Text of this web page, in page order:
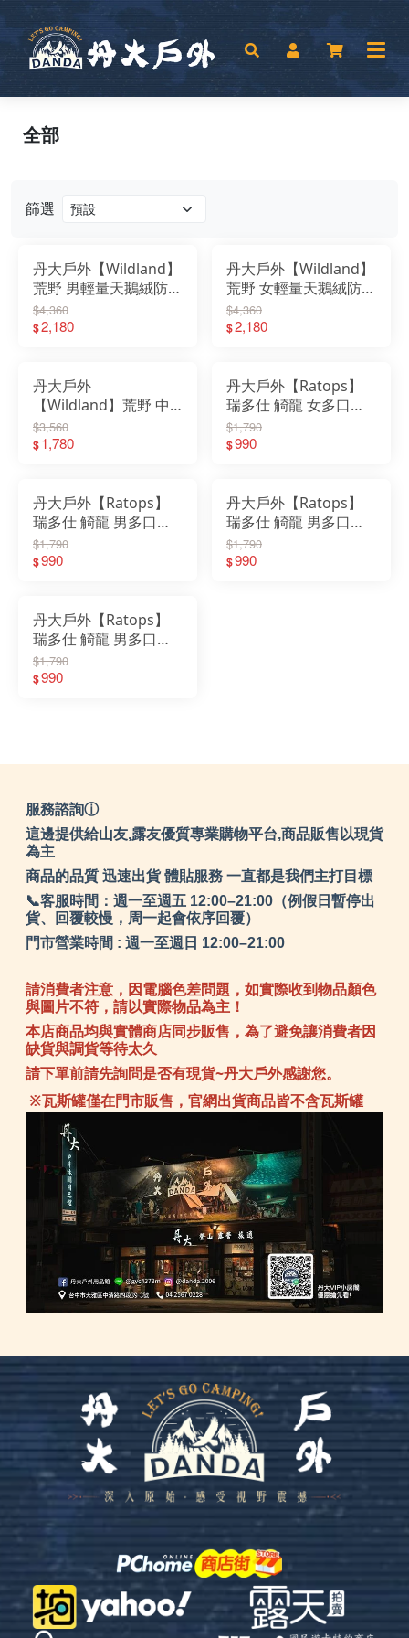
篩選
丹大戶外【Wildland】
荒野 男輕量天鵝絨防風
防潑機能背心 0B32702
｜絨布｜外套｜保暖｜
$4,360
$2,180
丹大戶外【Wildland】
荒野 女輕量天鵝絨防風
防潑機能背心 0B32701
｜絨布｜外套｜保暖｜
$4,360
$2,180
丹大戶外
【Wildland】荒野 中
性透氣抗UV多口袋機
能背心 W1716｜背心
$3,560
$1,780
丹大戶外【Ratops】
瑞多仕 觭龍 女多口袋
背心(拉鍊袋) DA-2388
灰卡其麻灰色｜外套｜
$1,790
$990
丹大戶外【Ratops】
瑞多仕 觭龍 男多口袋
背心(立體袋) DA-2384
牛仔藍麻灰色｜外套｜
$1,790
$990
丹大戶外【Ratops】
瑞多仕 觭龍 男多口袋
背心(拉練袋) DA-2382
碳麻灰色｜外套｜背心
$1,790
$990
丹大戶外【Ratops】
瑞多仕 觭龍 男多口袋
背心(拉練袋) DA-2380
DA-2381｜外套｜背心
$1,790
$990
全部
服務諮詢ⓘ
這邊提供給山友,露友優質專業購物平台,商品販售以現貨
為主
商品的品質 迅速出貨 體貼服務 一直都是我們主打目標
📞客服時間：週一至週五 12:00–21:00（例假日暫停出
貨、回覆較慢，周一起會依序回覆）
門市營業時間 : 週一至週日 12:00–21:00
請消費者注意，因電腦色差問題，如實際收到物品顏色
與圖片不符，請以實際物品為主！
本店商品均與實體商店同步販售，為了避免讓消費者因
缺貨與調貨等待太久
請下單前請先詢問是否有現貨~丹大戶外感謝您。
※瓦斯罐僅在門市販售，官網出貨商品皆不含瓦斯罐